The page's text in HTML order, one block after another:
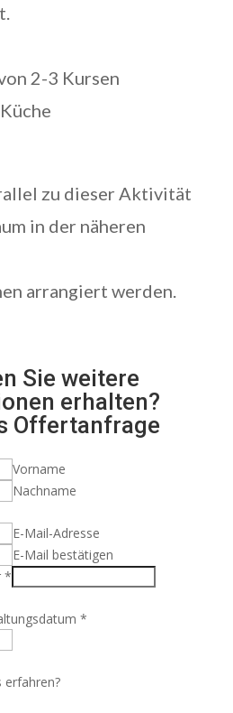
2-3 Kursen
zu dieser Aktivität
in der näheren
arrangiert werden.
Sie weitere
erhalten?
Offertanfrage
Vorname
Nachname
E-Mail-Adresse
E-Mail bestätigen
*
*
erfahren?